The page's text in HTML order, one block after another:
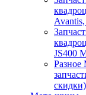
JS400
скидки)